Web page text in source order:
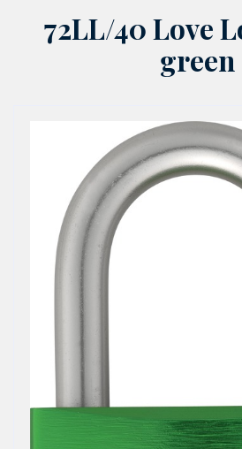
72LL/40 Love
green